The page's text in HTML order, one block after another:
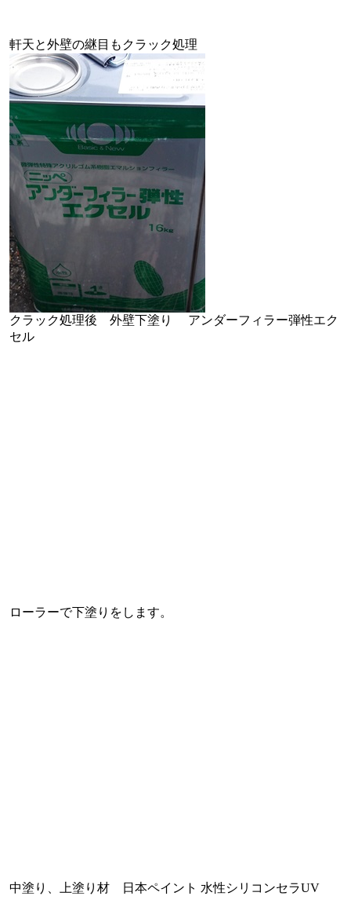
軒天と外壁の継目もクラック処理
クラック処理後 外壁下塗り アンダーフィラー弾性エク
セル
ローラーで下塗りをします。
中塗り、上塗り材 日本ペイント 水性シリコンセラUV